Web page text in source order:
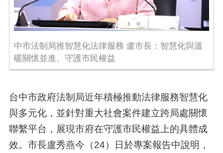
中市法制局推智慧化法律服務 盧市長：智慧化與溫
暖關懷並進、守護市民權益
台中市政府法制局近年積極推動法律服務智慧化
與多元化，並針對重大社會案件建立跨局處關懷
聯繫平台，展現市府在守護市民權益上的具體成
效。市長盧秀燕今（24）日於專案報告中說明，